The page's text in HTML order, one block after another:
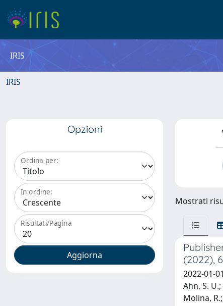
IRIS
IRIS
Opzioni
Ordina per:
In ordine:
Risultati/Pagina
Mostrati
(2022),
2022-01-01 Acharya, S.; Adamova, D.; Adler, A.; Adolfsson, J.; Aglieri Rinella, G.; Agnello, M.; Agrawal, N.; Ahammed, Z.; Ahmad, S.; Ahn, S. U.; Ahuja, I.; Akbar, Z.; Akindinov, A.; Al-Turany, M.; Alam, S. N.; Aleksandrov, D.; Alessandro, B.; Alfanda, H. M.; Alfaro Molina, R.; Ali, B.; Ali, Y.; Alici, A.; Alizadehvandchali, N.; Alkin, A.; Alme, J.; Alt, T.; Altenkamper, L.; Altsybeev, I.; Anaam, M. N.; Andrei, C.; Andreou, D.; Andronic, A.; Angeletti, M.; Anguelov, V.; Antinori, F.; Antonioli, P.; Anuj, C.; Apadula, N.; Aphecetche, L.; Appelshauser, H.; Arcelli, S.; Arnaldi, R.; Arsene, I. C.; Arslandok, M.; Augustinus, A.; Averbeck, R.; Aziz, S.; Azmi, M. D.; Badala, A.; Baek, Y. W.; Bai, X.; Bailhache, R.; Bailung, Y.; Bala, R.; Balbino, A.; Baldisseri, A.; Balis, B.;